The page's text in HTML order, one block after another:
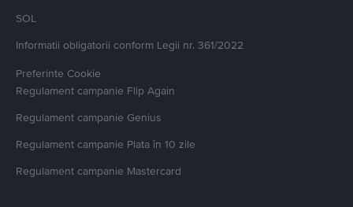
SOL
Informatii obligatorii conform Legii nr. 361/2022
Preferinte Cookie
Regulament campanie Flip Again
Regulament campanie Genius
Regulament campanie Plata în 10 zile
Regulament campanie Mastercard